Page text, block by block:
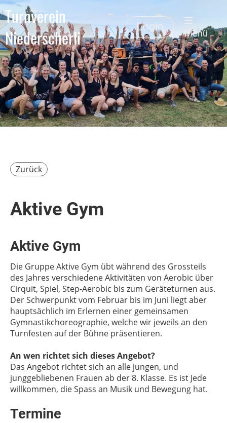
Turnverein
Niederscherli
Login
Menü
Zurück
Aktive Gym
Aktive Gym
Die Gruppe Aktive Gym übt während des Grossteils
des Jahres verschiedene Aktivitäten von Aerobic über
Cirquit, Spiel, Step-Aerobic bis zum Geräteturnen aus.
Der Schwerpunkt vom Februar bis im Juni liegt aber
hauptsächlich im Erlernen einer gemeinsamen
Gymnastikchoreographie, welche wir jeweils an den
Turnfesten auf der Bühne präsentieren.
An wen richtet sich dieses Angebot?
Das Angebot richtet sich an alle jungen, und
junggebliebenen Frauen ab der 8. Klasse. Es ist Jede
willkommen, die Spass an Musik und Bewegung hat.
Termine